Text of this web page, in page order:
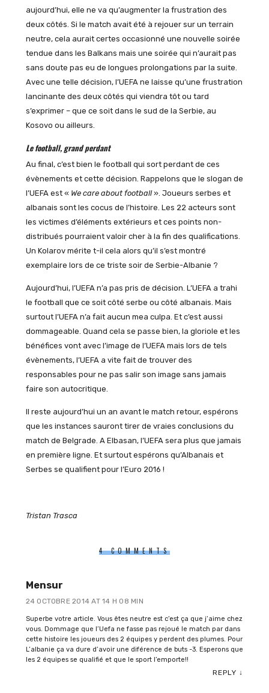
aujourd’hui, elle ne va qu’augmenter la frustration des
deux côtés. Si le match avait été à rejouer sur un terrain
neutre, cela aurait certes occasionné une nouvelle soirée
tendue dans les Balkans mais une soirée qui n’aurait pas
sans doute pas eu de longues prolongations par la suite.
Avec une telle décision, l’UEFA ne laisse qu’une frustration
lancinante des deux côtés qui viendra tôt ou tard
s’exprimer – que ce soit dans le sud de la Serbie, au
Kosovo ou ailleurs.
Le football, grand perdant
Au final, c’est bien le football qui sort perdant de ces
évènements et cette décision. Rappelons que le slogan de
l’UEFA est « We care about football». Joueurs serbes et
albanais sont les cocus de l’histoire. Les 22 acteurs sont
les victimes d’éléments extérieurs et ces points non-
distribués pourraient valoir cher à la fin des qualifications.
Un Kolarov mérite t-il cela alors qu’il s’est montré
exemplaire lors de ce triste soir de Serbie-Albanie ?
Aujourd’hui, l’UEFA n’a pas pris de décision. L’UEFA a trahi
le football que ce soit côté serbe ou côté albanais. Mais
surtout l’UEFA n’a fait aucun mea culpa. Et c’est aussi
dommageable. Quand cela se passe bien, la gloriole et les
bénéfices vont avec l’image de l’UEFA mais lors de tels
évènements, l’UEFA a vite fait de trouver des
responsables pour ne pas salir son image sans jamais
faire son autocritique.
Il reste aujourd’hui un an avant le match retour, espérons
que les instances sauront tirer de vraies conclusions du
match de Belgrade. A Elbasan, l’UEFA sera plus que jamais
en première ligne. Et surtout espérons qu’Albanais et
Serbes se qualifient pour l’Euro 2016 !
Tristan Trasca
4 COMMENTS
Mensur
24 OCTOBRE 2014 AT 14 H 08 MIN
Superbe votre article. Vous êtes neutre est c’est ça que j’aime chez
vous. Dommage que l’Uefa ne fasse pas rejoué le match par dans
cette histoire les joueurs des 2 équipes y perdent des plumes. Pour
L’albanie ça va dure d’avoir une diférence de buts -3. Esperons que
les 2 équipes se qualifié et que le sport l’emporte!!
REPLY ↓